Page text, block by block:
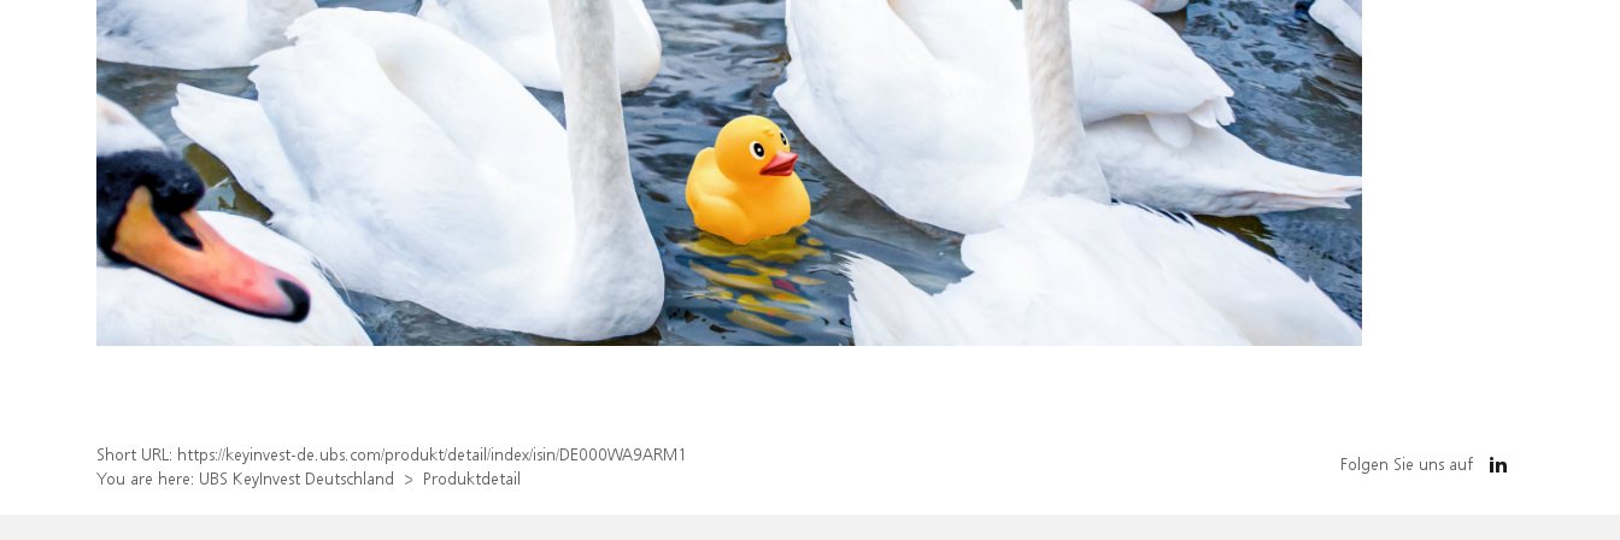
Short URL: https://keyinvest-de.ubs.com/produkt/detail/index/isin/DE000WA9ARM1
You are here: UBS KeyInvest Deutschland Produktdetail
Folgen Sie uns auf